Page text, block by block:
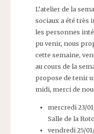
L’atelier de la
sociaux a été très
les personnes
pu venir, nous
cette semaine,
au cours de la
propose de tenir
midi, merci de
mercredi 23/
Salle de la
vendredi 25/